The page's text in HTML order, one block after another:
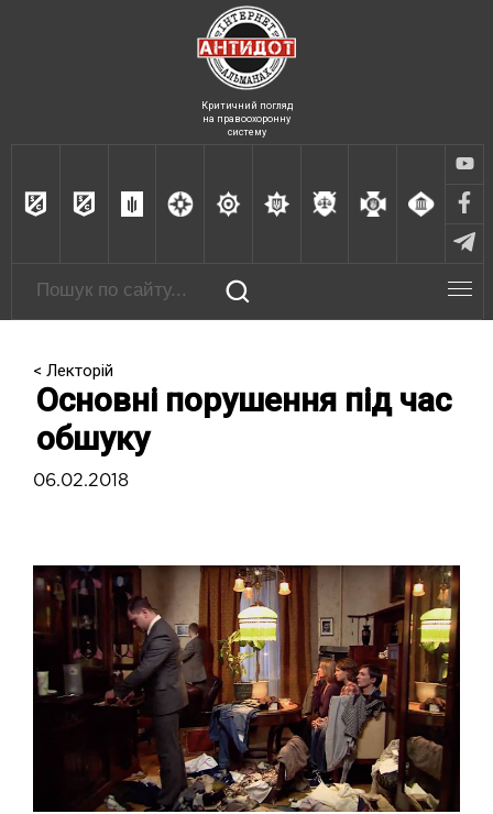
Критичний погляд
на правоохоронну
систему
< Лекторій
Основні порушення під час
обшуку
06.02.2018